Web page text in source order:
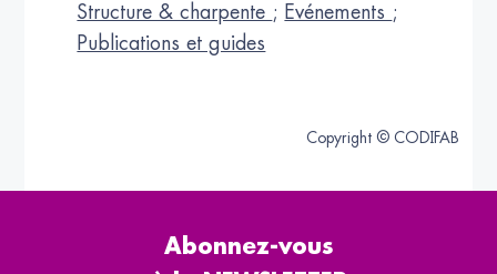
Structure & charpente ; Evénements ;
Publications et guides
Copyright © CODIFAB
Abonnez-vous